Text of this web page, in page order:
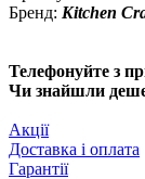
Бренд: Kitchen
Телефонуйте з
Чи знайшли
Акції
Доставка і оплата
Гарантії